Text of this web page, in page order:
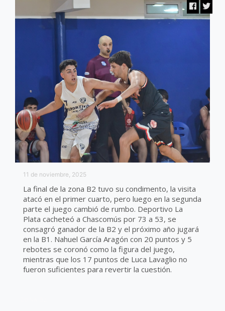
11 de noviembre, 2025
La final de la zona B2 tuvo su condimento, la visita
atacó en el primer cuarto, pero luego en la segunda
parte el juego cambió de rumbo. Deportivo La
Plata cacheteó a Chascomús por 73 a 53, se
consagró ganador de la B2 y el próximo año jugará
en la B1. Nahuel García Aragón con 20 puntos y 5
rebotes se coronó como la figura del juego,
mientras que los 17 puntos de Luca Lavaglio no
fueron suficientes para revertir la cuestión.